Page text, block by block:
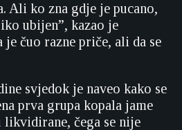
Ali ko zna gdje je pucano,
ubijen”, kazao je
je čuo razne priče, ali da se
svjedok je naveo kako se
prva grupa kopala jame
likvidirane, čega se nije